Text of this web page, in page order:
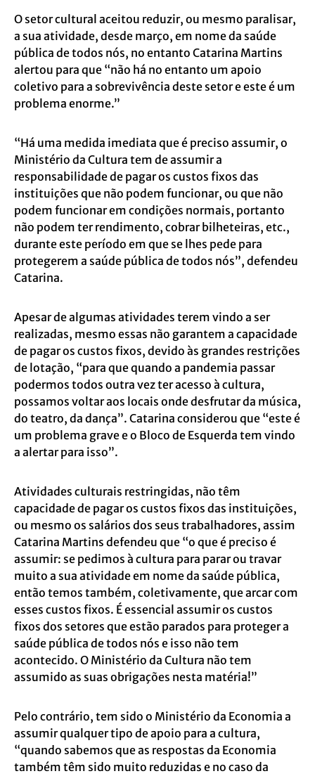
O setor cultural aceitou reduzir, ou mesmo paralisar,
a sua atividade, desde março, em nome da saúde
pública de todos nós, no entanto Catarina Martins
alertou para que “não há no entanto um apoio
coletivo para a sobrevivência deste setor e este é um
problema enorme.”
“Há uma medida imediata que é preciso assumir, o
Ministério da Cultura tem de assumir a
responsabilidade de pagar os custos fixos das
instituições que não podem funcionar, ou que não
podem funcionar em condições normais, portanto
não podem ter rendimento, cobrar bilheteiras, etc.,
durante este período em que se lhes pede para
protegerem a saúde pública de todos nós”, defendeu
Catarina.
Apesar de algumas atividades terem vindo a ser
realizadas, mesmo essas não garantem a capacidade
de pagar os custos fixos, devido às grandes restrições
de lotação, “para que quando a pandemia passar
podermos todos outra vez ter acesso à cultura,
possamos voltar aos locais onde desfrutar da música,
do teatro, da dança”. Catarina considerou que “este é
um problema grave e o Bloco de Esquerda tem vindo
a alertar para isso”.
Atividades culturais restringidas, não têm
capacidade de pagar os custos fixos das instituições,
ou mesmo os salários dos seus trabalhadores, assim
Catarina Martins defendeu que “o que é preciso é
assumir: se pedimos à cultura para parar ou travar
muito a sua atividade em nome da saúde pública,
então temos também, coletivamente, que arcar com
esses custos fixos. É essencial assumir os custos
fixos dos setores que estão parados para proteger a
saúde pública de todos nós e isso não tem
acontecido. O Ministério da Cultura não tem
assumido as suas obrigações nesta matéria!”
Pelo contrário, tem sido o Ministério da Economia a
assumir qualquer tipo de apoio para a cultura,
“quando sabemos que as respostas da Economia
também têm sido muito reduzidas e no caso da